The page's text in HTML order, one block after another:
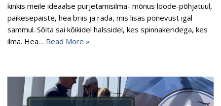
kinkis meile ideaalse purjetamisilma- mõnus loode-põhjatuul,
päikesepaiste, hea briis ja rada, mis lisas põnevust igal
sammul. Sõita sai kõikidel halssidel, kes spinnakeridega, kes
ilma. Hea… Read More »